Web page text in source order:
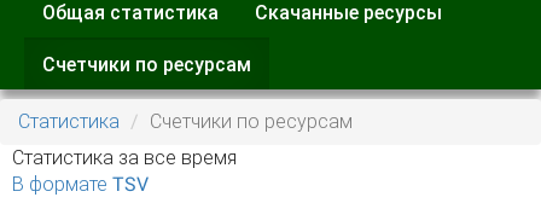
Главные вкладки
Общая статистика Скачанные ресурсы
Счетчики по ресурсам
вкладка)
Статистика
Счетчики по ресурсам
Статистика за все время
В формате TSV